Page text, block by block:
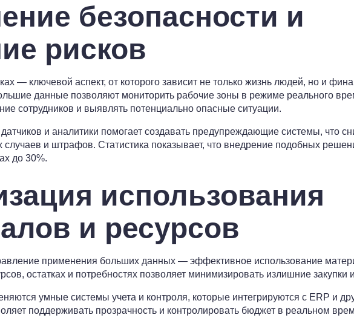
безопасности и
рисков
— ключевой аспект, от которого зависит не только жизнь людей, но и
данные позволяют мониторить рабочие зоны в режиме реального
сотрудников и выявлять потенциально опасные ситуации.
и аналитики помогает создавать предупреждающие системы, что
случаев и штрафов. Статистика показывает, что внедрение подобных
до 30%.
использования
и ресурсов
применения больших данных — эффективное использование
остатках и потребностях позволяет минимизировать излишние закупки
умные системы учета и контроля, которые интегрируются с ERP и
поддерживать прозрачность и контролировать бюджет в реальном